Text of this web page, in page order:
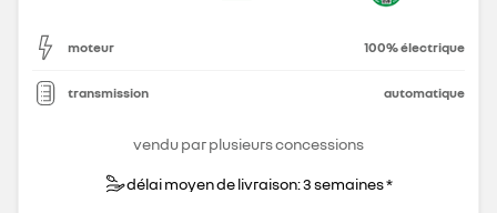
moteur 100% électrique
transmission automatique
vendu par plusieurs concessions
délai moyen de livraison: 3 semaines *